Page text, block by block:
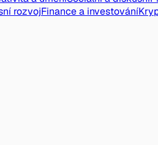
rozvojFinance a investování